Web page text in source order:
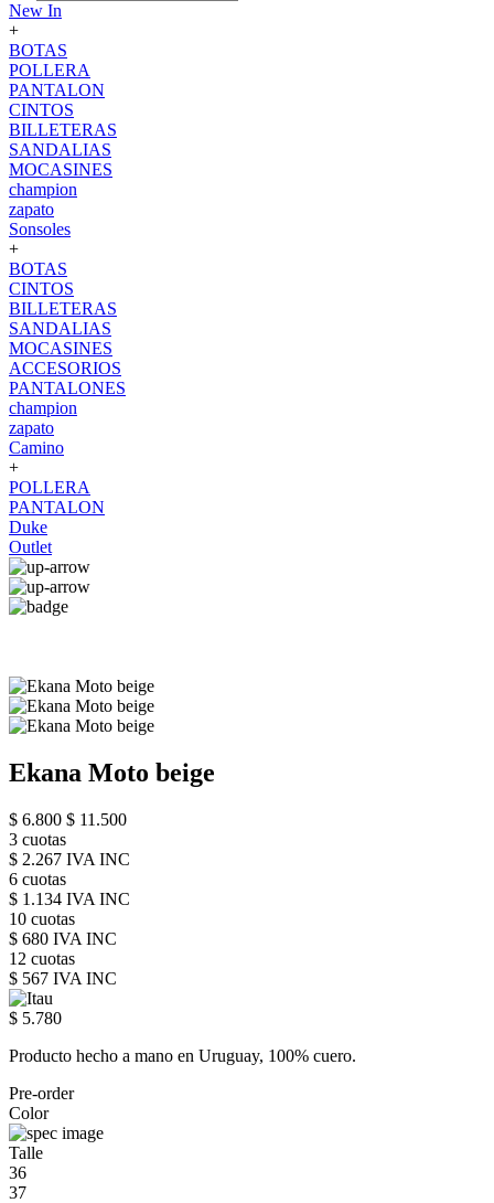
New In
+
BOTAS
POLLERA
PANTALON
CINTOS
BILLETERAS
SANDALIAS
MOCASINES
champion
zapato
Sonsoles
+
BOTAS
CINTOS
BILLETERAS
SANDALIAS
MOCASINES
ACCESORIOS
PANTALONES
champion
zapato
Camino
+
POLLERA
PANTALON
Duke
Outlet
Ekana Moto beige
$ 6.800 $ 11.500
3 cuotas
$ 2.267 IVA INC
6 cuotas
$ 1.134 IVA INC
10 cuotas
$ 680 IVA INC
12 cuotas
$ 567 IVA INC
$ 5.780
Producto hecho a mano en Uruguay, 100% cuero.
Pre-order
Color
Talle
36
37